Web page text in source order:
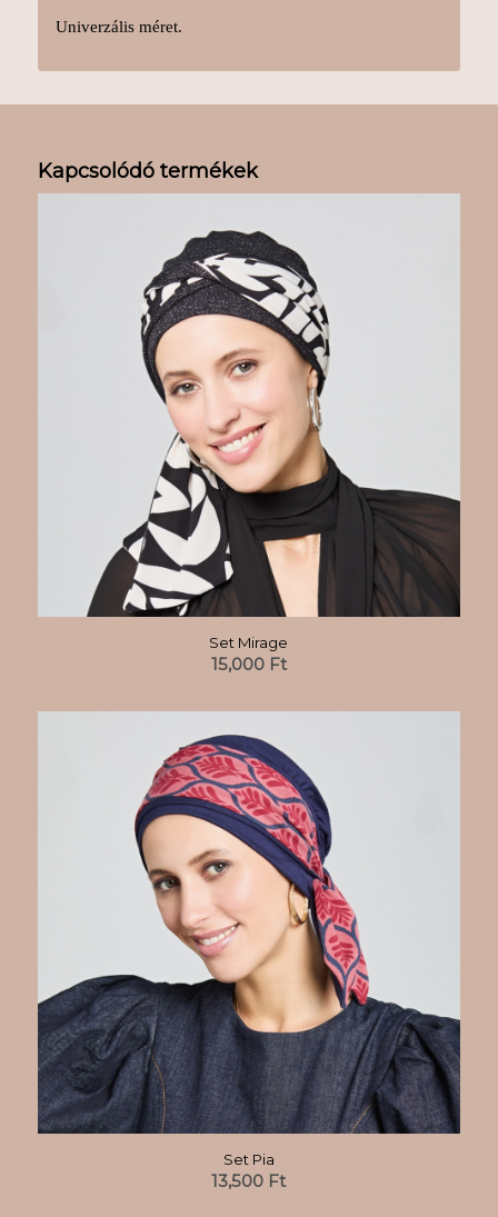
Univerzális méret.
Kapcsolódó termékek
Set Mirage
15,000 Ft
Set Pia
13,500 Ft